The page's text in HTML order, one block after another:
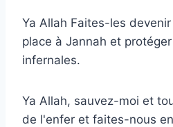
Ya Allah Faites-les
place à Jannah et
infernales.
Ya Allah, sauvez-moi et
de l'enfer et faites-nous